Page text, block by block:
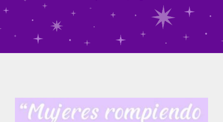
Programas
Atención de la violencia de género